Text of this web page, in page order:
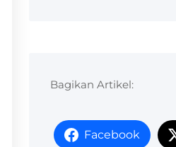
Bagikan Artikel:
Facebook